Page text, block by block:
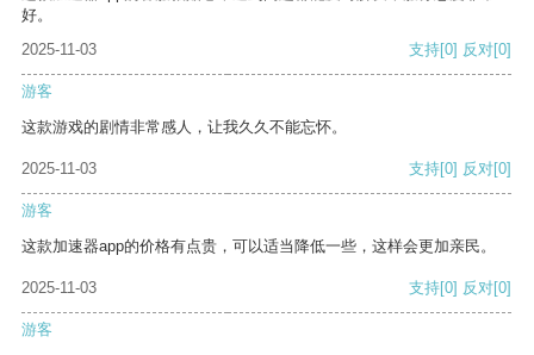
好。
2025-11-03
支持[0] 反对[0]
游客
这款游戏的剧情非常感人，让我久久不能忘怀。
2025-11-03 支持[0] 反对[0]
游客
这款加速器app的价格有点贵，可以适当降低一些，这样会更加亲民。
2025-11-03 支持[0] 反对[0]
游客